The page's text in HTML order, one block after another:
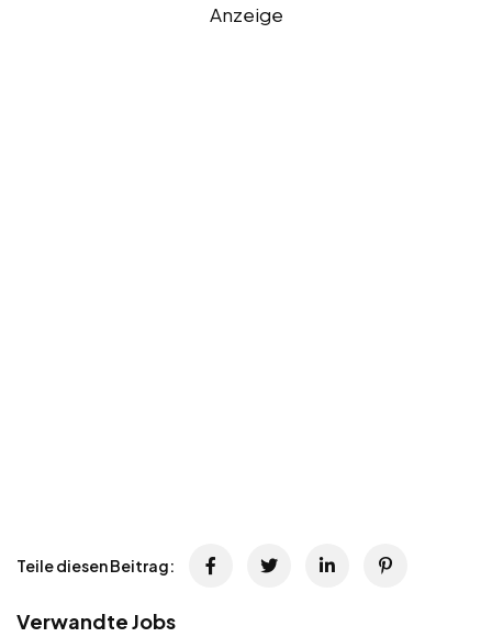
Anzeige
Teile diesen Beitrag:
Verwandte Jobs